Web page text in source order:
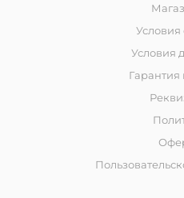
Условия
Условия
Гарантия